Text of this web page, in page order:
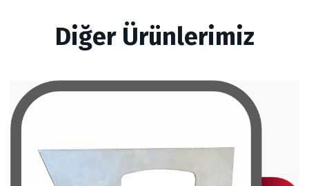
Diğer Ürünlerimiz